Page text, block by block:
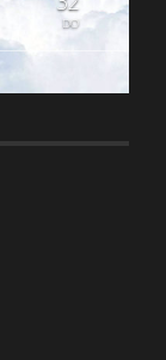
DO